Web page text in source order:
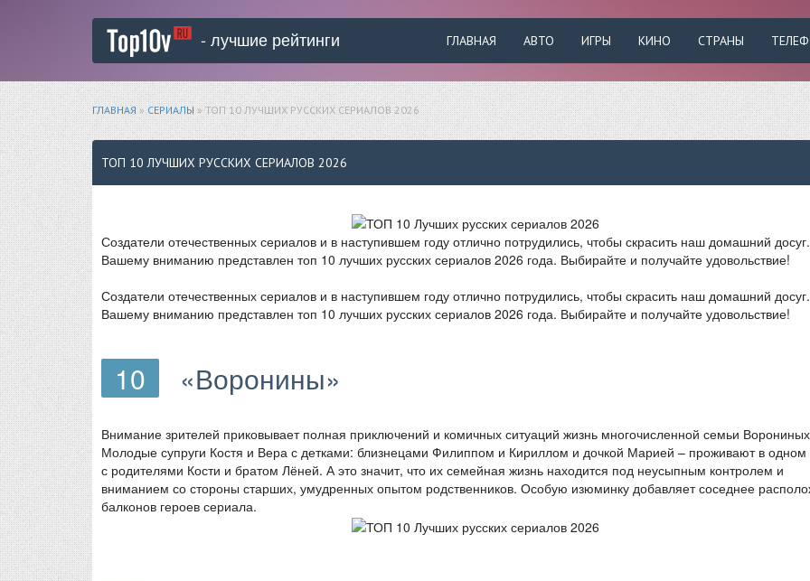
- лучшие рейтинги ГЛАВНАЯ АВТО ИГРЫ КИНО СТРАНЫ
ГЛАВНАЯ»СЕРИАЛЫ» ТОП 10 ЛУЧШИХ РУССКИХ СЕРИАЛОВ 2026
ТОП 10 ЛУЧШИХ РУССКИХ СЕРИАЛОВ 2026
Создатели отечественных сериалов и в наступившем году отлично потрудились, чтобы скрасить наш домашний досуг.
Вашему вниманию представлен топ 10 лучших русских сериалов 2026 года. Выбирайте и получайте удовольствие!
Создатели отечественных сериалов и в наступившем году отлично потрудились, чтобы скрасить наш домашний досуг.
Вашему вниманию представлен топ 10 лучших русских сериалов 2026 года. Выбирайте и получайте удовольствие!
10 «Воронины»
Внимание зрителей приковывает полная приключений и комичных ситуаций жизнь многочисленной семьи
Молодые супруги Костя и Вера с детками: близнецами Филиппом и Кириллом и дочкой Марией – проживают в
с родителями Кости и братом Лёней. А это значит, что их семейная жизнь находится под неусыпным контролем и
вниманием со стороны старших, умудренных опытом родственников. Особую изюминку добавляет соседнее
балконов героев сериала.